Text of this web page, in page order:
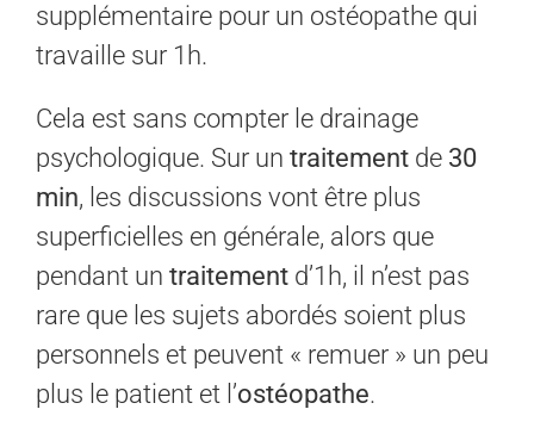
supplémentaire pour un ostéopathe qui
travaille sur 1h.
Cela est sans compter le drainage
psychologique. Sur un traitement de 30
min, les discussions vont être plus
superficielles en générale, alors que
pendant un traitement d’1h, il n’est pas
rare que les sujets abordés soient plus
personnels et peuvent « remuer » un peu
plus le patient et l’ostéopathe.